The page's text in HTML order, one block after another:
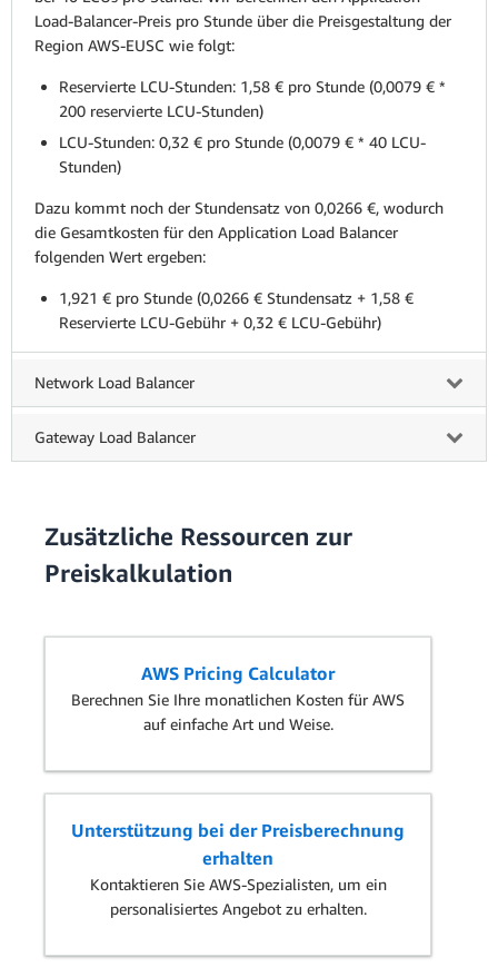
Load-Balancer-Preis pro Stunde über die Preisgestaltung der
Region AWS-EUSC wie folgt:
Reservierte LCU-Stunden: 1,58 € pro Stunde (0,0079 € *
200 reservierte LCU-Stunden)
LCU-Stunden: 0,32 € pro Stunde (0,0079 € * 40 LCU-
Stunden)
Dazu kommt noch der Stundensatz von 0,0266 €, wodurch
die Gesamtkosten für den Application Load Balancer
folgenden Wert ergeben:
1,921 € pro Stunde (0,0266 € Stundensatz + 1,58 €
Reservierte LCU-Gebühr + 0,32 € LCU-Gebühr)
Network Load Balancer
Gateway Load Balancer
Zusätzliche Ressourcen zur
Preiskalkulation
AWS Pricing Calculator
Berechnen Sie Ihre monatlichen Kosten für AWS
auf einfache Art und Weise.
Unterstützung bei der Preisberechnung
erhalten
Kontaktieren Sie AWS-Spezialisten, um ein
personalisiertes Angebot zu erhalten.